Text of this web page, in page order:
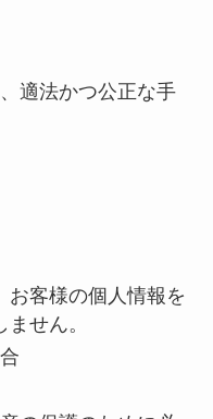
適法かつ公正な手
お客様の個人情報を
せん。